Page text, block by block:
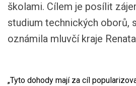
školami. Cílem je posílit
studium technických oborů,
oznámila mluvčí kraje
„Tyto dohody mají za cíl